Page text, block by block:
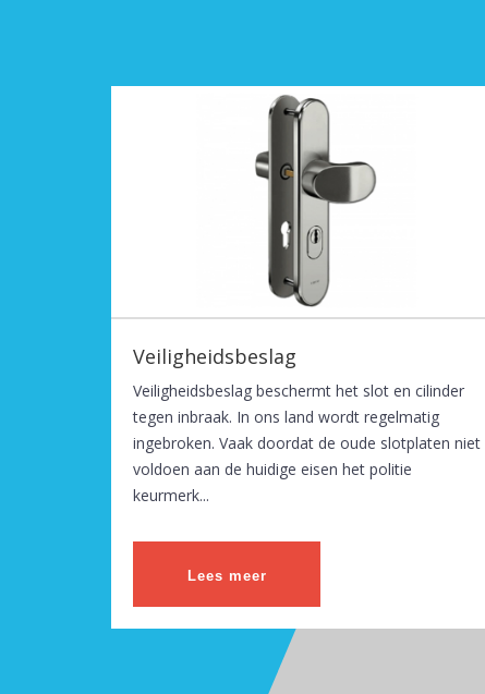
Veiligheidsbeslag
Veiligheidsbeslag beschermt het slot en cilinder
tegen inbraak. In ons land wordt regelmatig
ingebroken. Vaak doordat de oude slotplaten niet
voldoen aan de huidige eisen het politie
keurmerk...
Lees meer